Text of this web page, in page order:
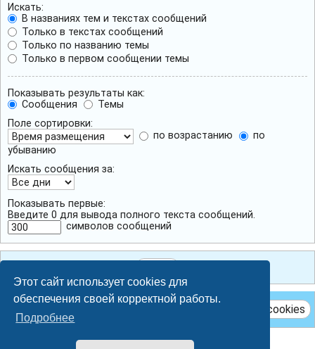
Этот сайт использует cookies для
обеспечения своей корректной работы.
Подробнее
Искать:
В названиях тем и текстах сообщений
Только в текстах сообщений
Только по названию темы
Только в первом сообщении темы
Показывать результаты как:
Сообщения
Темы
Поле сортировки:
по возрастанию
по
убыванию
Искать сообщения за:
Показывать первые:
Введите 0 для вывода полного текста сообщений.
символов сообщений
Удалить cookies
Breeze style byIan Bradley